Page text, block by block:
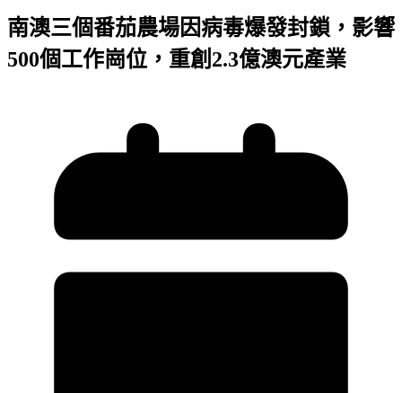
南澳三個番茄農場因病毒爆發封鎖，影響
500個工作崗位，重創2.3億澳元產業